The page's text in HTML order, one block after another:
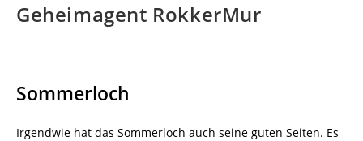
Geheimagent RokkerMur
Sommerloch
Irgendwie hat das Sommerloch auch seine guten Seiten. Es